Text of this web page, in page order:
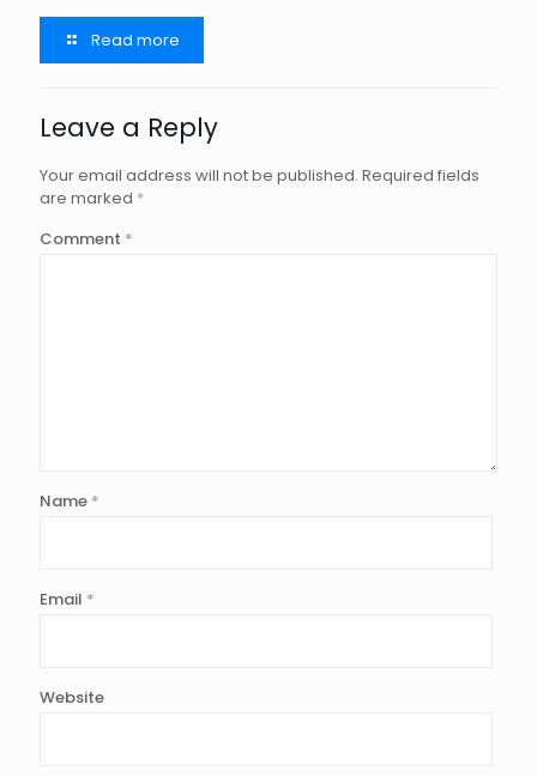
Read more
Leave a Reply
Your email address will not be published. Required fields
are marked *
Comment *
Name *
Email *
Website